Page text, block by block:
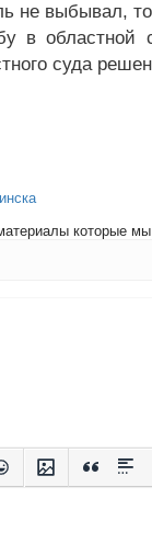
не выбывал,
в
суда
которые